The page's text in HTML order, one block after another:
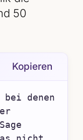
50
Kopieren
bei denen